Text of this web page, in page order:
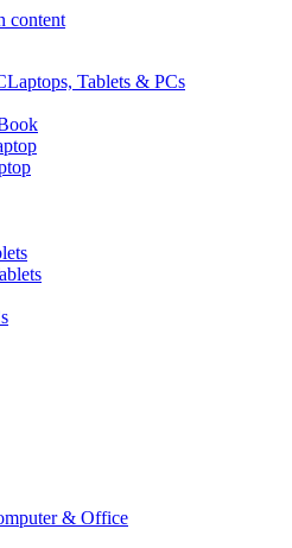
content
Laptops, Tablets & PCs
& Office